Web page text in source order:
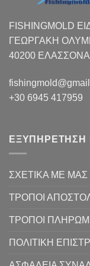
FISHINGMOLD
ΓΕΩΡΓΑΚΗ
40200
+30 6945 417959
ΕΞΥΠΗΡΕΤΗΣΗ
ΣΧΕΤΙΚΑ ΜΕ ΜΑΣ
ΤΡΟΠΟΙ
ΤΡΟΠΟΙ
ΠΟΛΙΤΙΚΗ